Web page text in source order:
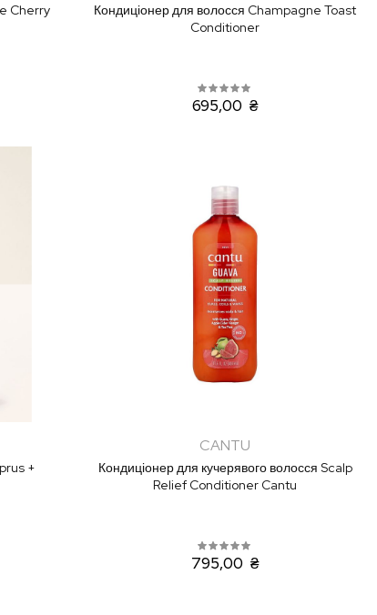
Cherry
Кондиціонер для волосся Champagne Toast
Conditioner
695,00 ₴
+
CANTU
Кондиціонер для кучерявого волосся Scalp
Relief Conditioner Cantu
795,00 ₴